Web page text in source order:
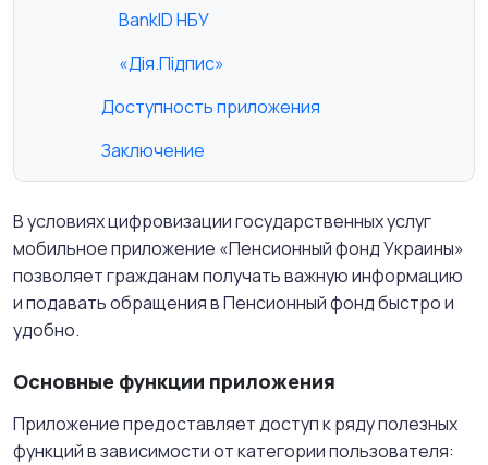
BankID НБУ
«Дія.Підпис»
Доступность приложения
Заключение
В условиях цифровизации государственных услуг
мобильное приложение «Пенсионный фонд Украины»
позволяет гражданам получать важную информацию
и подавать обращения в Пенсионный фонд быстро и
удобно.
Основные функции приложения
Приложение предоставляет доступ к ряду полезных
функций в зависимости от категории пользователя: